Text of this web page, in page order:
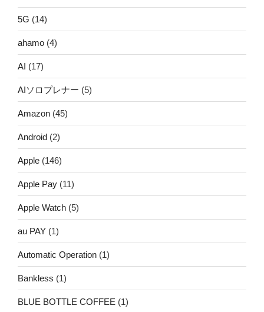
5G (14)
ahamo (4)
AI (17)
AIソロプレナー (5)
Amazon (45)
Android (2)
Apple (146)
Apple Pay (11)
Apple Watch (5)
au PAY (1)
Automatic Operation (1)
Bankless (1)
BLUE BOTTLE COFFEE (1)